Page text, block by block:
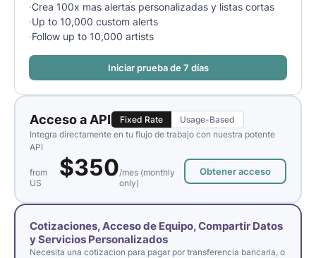
·Crea 100x mas alertas personalizadas y listas cortas
·Up to 10,000 custom alerts
·Follow up to 10,000 artists
Iniciar prueba de 7 días
Acceso a API Fixed Rate
Usage-Based
Integra directamente en tu flujo de trabajo con nuestra potente
API
from
US
$350/mes (monthly
only)
Obtener acceso
Cotizaciones, Acceso de Equipo, Compartir Datos
y Servicios Personalizados
Necesita una cotizacion para pagar por transferencia bancaria, o